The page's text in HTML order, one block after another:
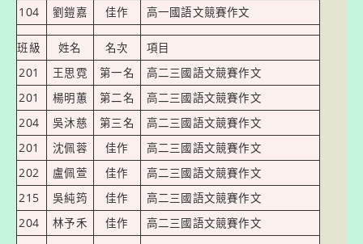
104
劉鎧嘉 佳作 高一國語文競賽作文
班級 姓名 名次
項目
201
王思霓 第一名
高二三國語文競賽作文
201
楊明蕙 第二名
高二三國語文競賽作文
204
吳沐慈 第三名
高二三國語文競賽作文
201
沈佩蓉 佳作
高二三國語文競賽作文
202
盧佩萱 佳作
高二三國語文競賽作文
215
吳純筠 佳作
高二三國語文競賽作文
204
林予禾 佳作 高二三國語文競賽作文